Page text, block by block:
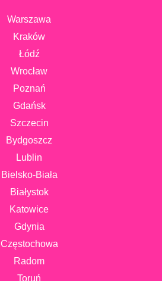
Warszawa
Kraków
Łódź
Wrocław
Poznań
Gdańsk
Szczecin
Bydgoszcz
Lublin
Bielsko-Biała
Białystok
Katowice
Gdynia
Częstochowa
Radom
Toruń